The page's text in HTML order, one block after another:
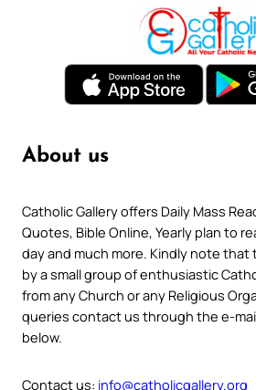
About us
Catholic Gallery offers Daily Mass
Quotes, Bible Online, Yearly plan to
day and much more. Kindly note that
by a small group of enthusiastic
from any Church or any Religious
queries contact us through the e-
below.
Contact us: info@catholicgallery.org